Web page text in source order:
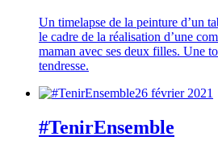
Un timelapse de la peinture d’un
le cadre de la réalisation d’une
maman avec ses deux filles. Une
tendresse.
26 février 2021
#TenirEnsemble